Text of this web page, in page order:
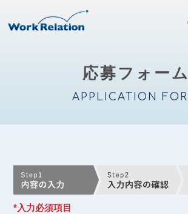
応募フォーム
APPLICATION
*入力必須項目